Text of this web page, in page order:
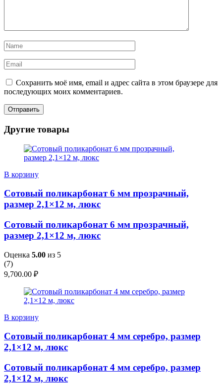
Сохранить моё имя, email и адрес сайта в этом браузере для
последующих моих комментариев.
Другие товары
В корзину
Сотовый поликарбонат 6 мм прозрачный,
размер 2,1×12 м, люкс
Сотовый поликарбонат 6 мм прозрачный,
размер 2,1×12 м, люкс
Оценка 5.00 из 5
(7)
9,700.00 ₽
В корзину
Сотовый поликарбонат 4 мм серебро, размер
2,1×12 м, люкс
Сотовый поликарбонат 4 мм серебро, размер
2,1×12 м, люкс